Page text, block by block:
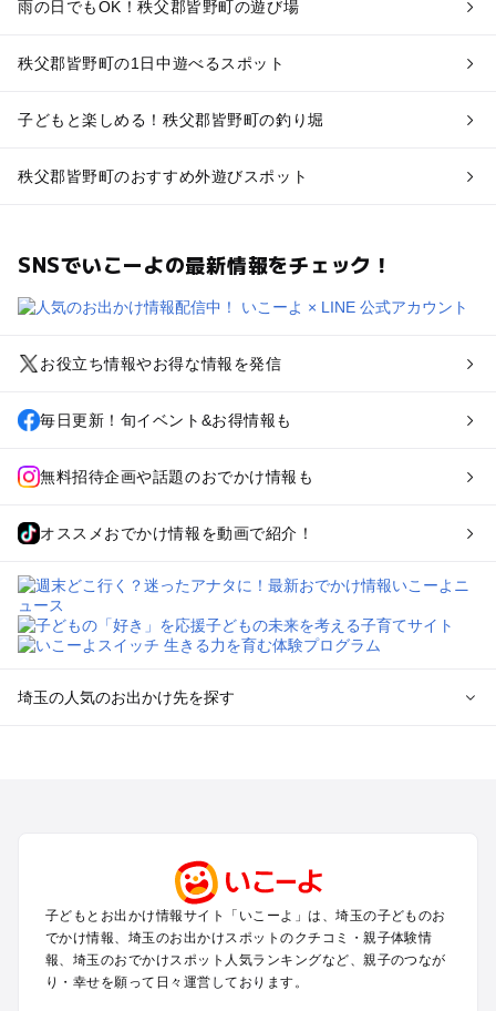
雨の日でもOK！秩父郡皆野町の遊び場
秩父郡皆野町の1日中遊べるスポット
子どもと楽しめる！秩父郡皆野町の釣り堀
秩父郡皆野町のおすすめ外遊びスポット
SNSでいこーよの最新情報をチェック！
お役立ち情報やお得な情報を発信
毎日更新！旬イベント&お得情報も
無料招待企画や話題のおでかけ情報も
オススメおでかけ情報を動画で紹介！
埼玉の人気のお出かけ先を探す
秩父・長瀞のプールお出かけ
川口・戸田・和光・朝霞のプールお出かけ
飯能・坂戸・東松山・日高のプールお出かけ
久喜・行田・加須・羽生のプールお出かけ
熊谷・太田・足利・古河のプールお出かけ
子どもとお出かけ情報サイト「いこーよ」は、埼玉の子どものお
でかけ情報、埼玉のお出かけスポットのクチコミ・親子体験情
報、埼玉のおでかけスポット人気ランキングなど、親子のつなが
り・幸せを願って日々運営しております。